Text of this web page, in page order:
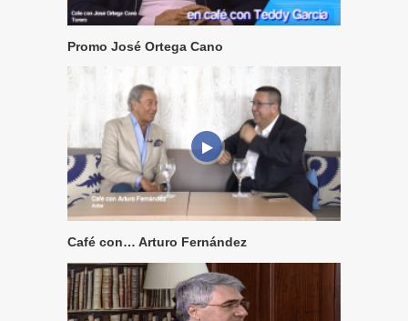
Promo José Ortega Cano
Café con… Arturo Fernández